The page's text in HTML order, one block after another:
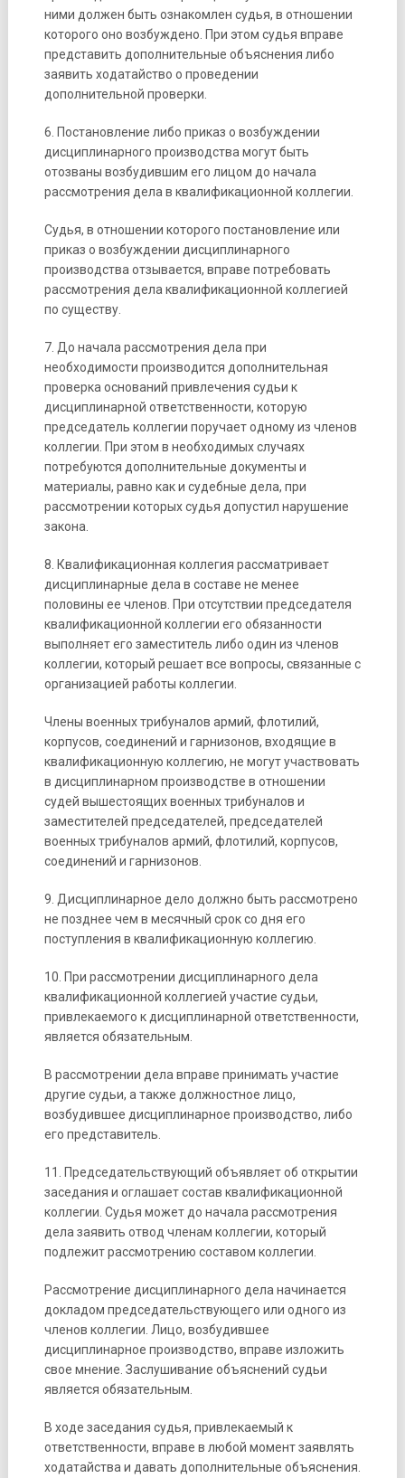
ними должен быть ознакомлен судья, в отношении
которого оно возбуждено. При этом судья вправе
представить дополнительные объяснения либо
заявить ходатайство о проведении
дополнительной проверки.
6. Постановление либо приказ о возбуждении
дисциплинарного производства могут быть
отозваны возбудившим его лицом до начала
рассмотрения дела в квалификационной коллегии.
Судья, в отношении которого постановление или
приказ о возбуждении дисциплинарного
производства отзывается, вправе потребовать
рассмотрения дела квалификационной коллегией
по существу.
7. До начала рассмотрения дела при
необходимости производится дополнительная
проверка оснований привлечения судьи к
дисциплинарной ответственности, которую
председатель коллегии поручает одному из членов
коллегии. При этом в необходимых случаях
потребуются дополнительные документы и
материалы, равно как и судебные дела, при
рассмотрении которых судья допустил нарушение
закона.
8. Квалификационная коллегия рассматривает
дисциплинарные дела в составе не менее
половины ее членов. При отсутствии председателя
квалификационной коллегии его обязанности
выполняет его заместитель либо один из членов
коллегии, который решает все вопросы, связанные с
организацией работы коллегии.
Члены военных трибуналов армий, флотилий,
корпусов, соединений и гарнизонов, входящие в
квалификационную коллегию, не могут участвовать
в дисциплинарном производстве в отношении
судей вышестоящих военных трибуналов и
заместителей председателей, председателей
военных трибуналов армий, флотилий, корпусов,
соединений и гарнизонов.
9. Дисциплинарное дело должно быть рассмотрено
не позднее чем в месячный срок со дня его
поступления в квалификационную коллегию.
10. При рассмотрении дисциплинарного дела
квалификационной коллегией участие судьи,
привлекаемого к дисциплинарной ответственности,
является обязательным.
В рассмотрении дела вправе принимать участие
другие судьи, а также должностное лицо,
возбудившее дисциплинарное производство, либо
его представитель.
11. Председательствующий объявляет об открытии
заседания и оглашает состав квалификационной
коллегии. Судья может до начала рассмотрения
дела заявить отвод членам коллегии, который
подлежит рассмотрению составом коллегии.
Рассмотрение дисциплинарного дела начинается
докладом председательствующего или одного из
членов коллегии. Лицо, возбудившее
дисциплинарное производство, вправе изложить
свое мнение. Заслушивание объяснений судьи
является обязательным.
В ходе заседания судья, привлекаемый к
ответственности, вправе в любой момент заявлять
ходатайства и давать дополнительные объяснения.